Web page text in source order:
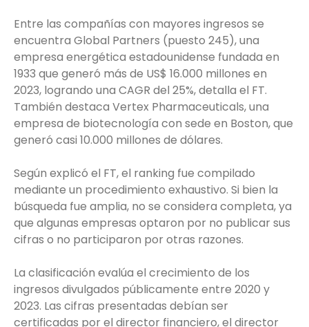
Entre las compañías con mayores ingresos se
encuentra Global Partners (puesto 245), una
empresa energética estadounidense fundada en
1933 que generó más de US$ 16.000 millones en
2023, logrando una CAGR del 25%, detalla el FT.
También destaca Vertex Pharmaceuticals, una
empresa de biotecnología con sede en Boston, que
generó casi 10.000 millones de dólares.
Según explicó el FT, el ranking fue compilado
mediante un procedimiento exhaustivo. Si bien la
búsqueda fue amplia, no se considera completa, ya
que algunas empresas optaron por no publicar sus
cifras o no participaron por otras razones.
La clasificación evalúa el crecimiento de los
ingresos divulgados públicamente entre 2020 y
2023. Las cifras presentadas debían ser
certificadas por el director financiero, el director